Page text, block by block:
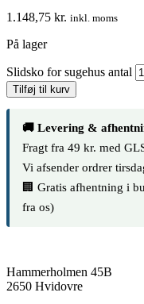
1.148,75 kr. inkl. moms
På lager
Slidsko for sugehus antal
Tilføj til kurv
🚚 Levering &
Fragt fra 49 kr. med
Vi afsender ordrer
🏢 Gratis afhentning i
fra os)
Hammerholmen 45B
2650 Hvidovre